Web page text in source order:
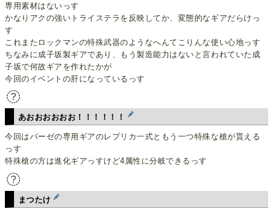
専用素材はないっす
かなりアクの強いトライステラを反映してか、変態的なギアだらけっ
す
これまたロックマンの特殊武器のようなへんてこりんな使い心地っす
ちなみに成子坂製ギアであり、もう製造能力はないと言われていた成
子坂で何故ギアを作れたかが
今回のイベントの肝になっているっす
あおおおおおお！！！！！！
今回はバーゼの専用ギアのレプリカ一式ともう一つ特殊な槍が貰える
っす
特殊槍の方は進化ギアっすけど4属性に分岐できるっす
まつたけ